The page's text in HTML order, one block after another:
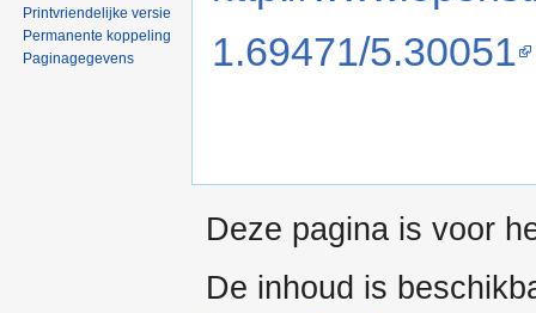
1.69471/5.30051
Printvriendelijke versie
Permanente koppeling
Paginagegevens
Deze pagina is voor
De inhoud is